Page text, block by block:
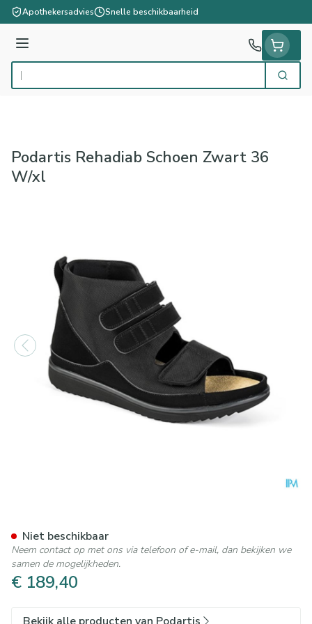
Ga naar de inhoud
Apothekersadvies Snelle beschikbaarheid
Menu
Product, merk, categorie... Zoek
Podartis Rehadiab Schoen Zwart 36
W/xl
€ 189,40
Niet beschikbaar
Neem contact op met ons via telefoon of e-mail, dan bekijken we
samen de mogelijkheden.